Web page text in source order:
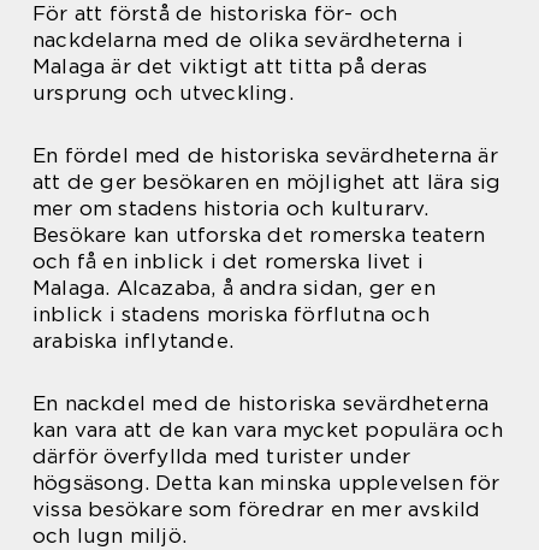
För att förstå de historiska för- och
nackdelarna med de olika sevärdheterna i
Malaga är det viktigt att titta på deras
ursprung och utveckling.
En fördel med de historiska sevärdheterna är
att de ger besökaren en möjlighet att lära sig
mer om stadens historia och kulturarv.
Besökare kan utforska det romerska teatern
och få en inblick i det romerska livet i
Malaga. Alcazaba, å andra sidan, ger en
inblick i stadens moriska förflutna och
arabiska inflytande.
En nackdel med de historiska sevärdheterna
kan vara att de kan vara mycket populära och
därför överfyllda med turister under
högsäsong. Detta kan minska upplevelsen för
vissa besökare som föredrar en mer avskild
och lugn miljö.